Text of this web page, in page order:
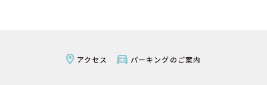
アクセス パーキングのご案内